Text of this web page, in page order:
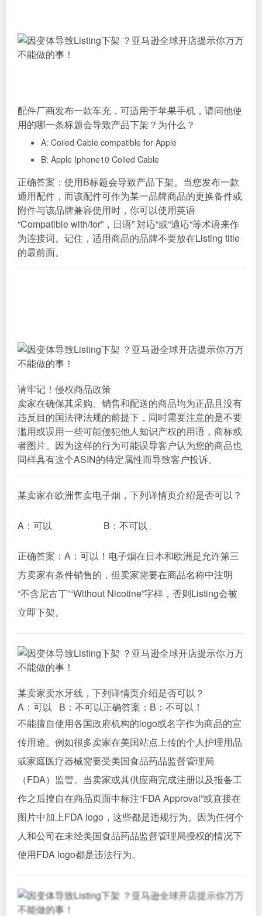
配件厂商发布一款车充，可适用于苹果手机，请问他使
用的哪一条标题会导致产品下架？为什么？
A: Coiled Cable compatible for Apple
B: Apple Iphone10 Coiled Cable
正确答案：使用B标题会导致产品下架。当您发布一款
通用配件，而该配件可作为某一品牌商品的更换备件或
附件与该品牌兼容使用时，你可以使用英语
“Compatible with/for”，日语” 対応“或“適応“等术语来作
为连接词。记住，适用商品的品牌不要放在Listing title
的最前面。
请牢记！侵权商品政策
卖家在确保其采购、销售和配送的商品均为正品且没有
违反目的国法律法规的前提下，同时需要注意的是不要
滥用或误用一些可能侵犯他人知识产权的用语，商标或
者图片。因为这样的行为可能误导客户认为您的商品也
同样具有这个ASIN的特定属性而导致客户投诉。
某卖家在欧洲售卖电子烟，下列详情页介绍是否可以？
A：可以 B：不可以
正确答案：A：可以！电子烟在日本和欧洲是允许第三
方卖家有条件销售的，但卖家需要在商品名称中注明
“不含尼古丁”“Without Nicotine”字样，否则Listing会被
立即下架。
某卖家卖水牙线，下列详情页介绍是否可以？
A：可以 B：不可以正确答案：B：不可以！
不能擅自使用各国政府机构的logo或名字作为商品的宣
传用途。例如很多卖家在美国站点上传的个人护理用品
或家庭医疗器械需要受美国食品药品监督管理局
（FDA）监管。当卖家或其供应商完成注册以及报备工
作之后擅自在商品页面中标注“FDA Approval”或直接在
图片中加上FDA logo，这些都是违规行为。因为任何个
人和公司在未经美国食品药品监督管理局授权的情况下
使用FDA logo都是违法行为。